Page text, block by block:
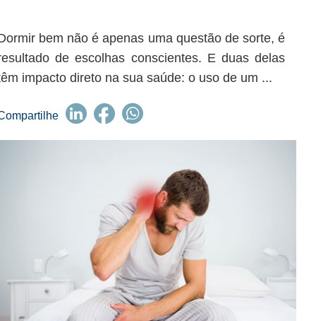
bem não é apenas uma questão de sorte, é
de escolhas conscientes. E duas delas
impacto direto na sua saúde: o uso de um ...